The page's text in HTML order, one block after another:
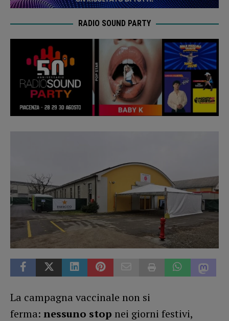
RADIO SOUND PARTY
La campagna vaccinale non si
ferma: nessuno stop nei giorni festivi,